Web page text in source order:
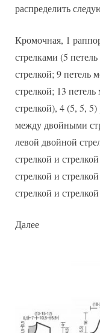
распределить
Кромочная, 1
стрелками (5
стрелкой; 9 петель
стрелкой; 13
стрелкой), 4 (5, 5,
между двойными
левой двойной
стрелкой и
стрелкой и
стрелкой и
Далее